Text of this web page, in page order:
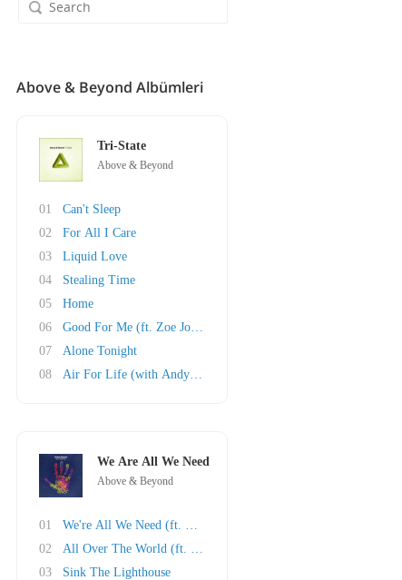
Above & Beyond Albümleri
Tri-State
Above & Beyond
01
Can't Sleep
02
For All I Care
03
Liquid Love
04
Stealing Time
05
Home
06
Good For Me (ft. Zoe Johnston)
07
Alone Tonight
08
Air For Life (with Andy Moor)
We Are All We Need
Above & Beyond
01
We're All We Need (ft. Zoë Johnston)
02
All Over The World (ft. Alex Vargas)
03
Sink The Lighthouse